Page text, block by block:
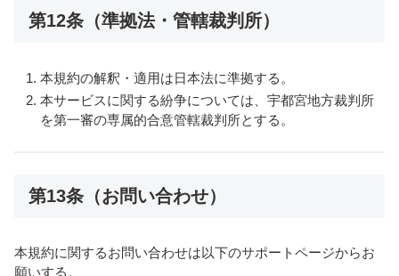
第12条（準拠法・管轄裁判所）
本規約の解釈・適用は日本法に準拠する。
本サービスに関する紛争については、宇都宮地方裁判所
を第一審の専属的合意管轄裁判所とする。
第13条（お問い合わせ）
本規約に関するお問い合わせは以下のサポートページからお
願いする。